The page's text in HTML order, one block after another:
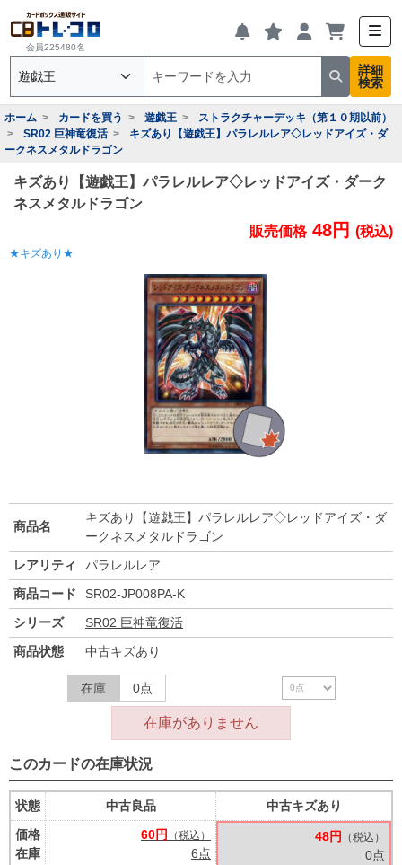
会員225480名
詳細
検索
ホーム カードを買う 遊戯王
ストラクチャーデッキ（第１０期以前）
SR02 巨神竜復活
キズあり【遊戯王】パラレルレア◇レッドアイズ・ダ
ークネスメタルドラゴン
キズあり【遊戯王】パラレルレア◇レッドアイズ・ダーク
ネスメタルドラゴン
★キズあり★
販売価格 48円 (税込)
商品名
キズあり【遊戯王】パラレルレア◇レッドアイズ・ダ
ークネスメタルドラゴン
レアリティ
パラレルレア
商品コード
SR02-JP008PA-K
シリーズ
SR02 巨神竜復活
商品状態
中古キズあり
在庫 0点
在庫がありません
このカードの在庫状況
状態
価格
在庫
中古良品
60円
（税込）
6点
中古キズあり
48円 （税込）
0点